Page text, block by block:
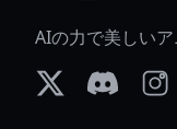
AIの力で美しいア